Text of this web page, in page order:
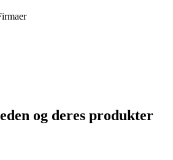
og deres produkter